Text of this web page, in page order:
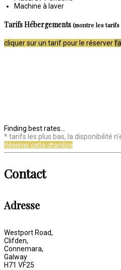
Machine à laver
Tarifs Hébergements(montre les tarifs
cliquer sur un tarif pour le réserver
Finding best rates...
* tarifs les plus bas, la disponibilité
Réserver cette chambre
Contact
Adresse
Westport Road,
Clifden,
Connemara,
Galway
H71 VF25